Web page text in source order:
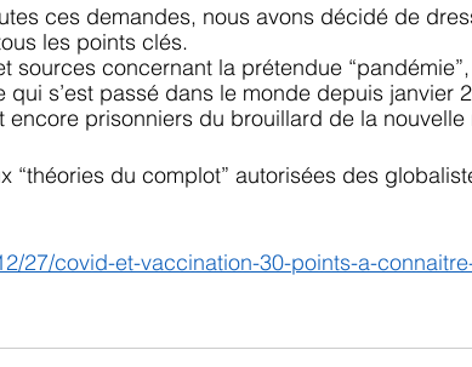
ces demandes, nous avons décidé de
les points clés.
sources concernant la prétendue
s’est passé dans le monde depuis janvier
encore prisonniers du brouillard de la nouvelle
“théories du complot” autorisées des
27/covid-et-vaccination-30-points-a-